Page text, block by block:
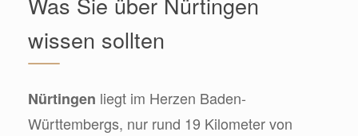
wissen sollten
Nürtingen liegt im Herzen Baden-
Württembergs, nur rund 19 Kilometer von